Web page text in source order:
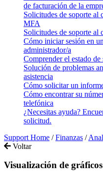
de facturación de la
Solicitudes de soporte al
MFA
Solicitudes de soporte al
Cómo iniciar sesión en
administrador/a
Comprender el estado
Solución de problemas
asistencia
Cómo solicitar un
Cómo encontrar su
telefónica
¿Necesitas ayuda?
solicitud.
Support Home / Finanzas /
Voltar
Visualización de